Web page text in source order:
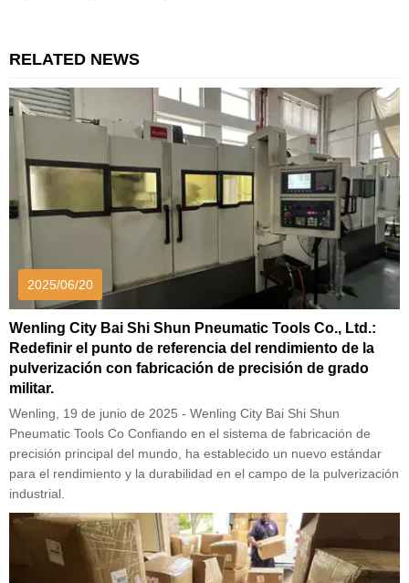
RELATED NEWS
2025/06/20
Wenling City Bai Shi Shun Pneumatic Tools Co., Ltd.:
Redefinir el punto de referencia del rendimiento de la
pulverización con fabricación de precisión de grado
militar.
Wenling, 19 de junio de 2025 - Wenling City Bai Shi Shun
Pneumatic Tools Co Confiando en el sistema de fabricación de
precisión principal del mundo, ha establecido un nuevo estándar
para el rendimiento y la durabilidad en el campo de la pulverización
industrial.